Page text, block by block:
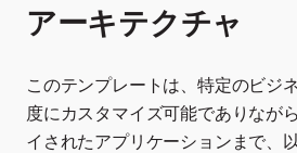
アーキテクチャ
このテンプレートは、特定のビジ
度にカスタマイズ可能でありなが
イされたアプリケーションまで、